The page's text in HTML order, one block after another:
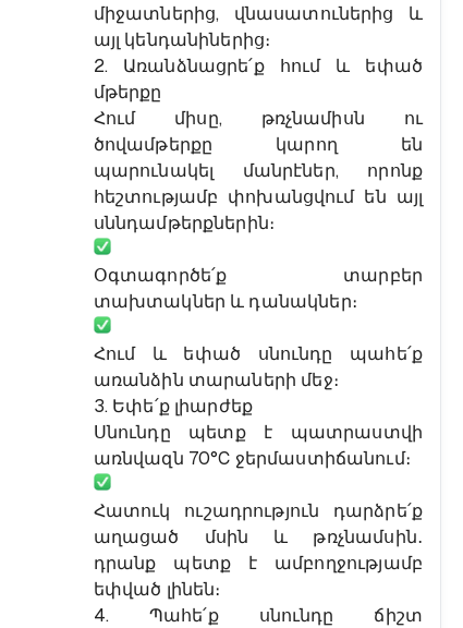
միջատներից, վնասատուներից և
այլ կենդանիներից։
2. Առանձնացրե՛ք հում և եփած
մթերքը
Հում միսը, թռչնամիսն ու
ծովամթերքը կարող են
պարունակել մանրէներ, որոնք
հեշտությամբ փոխանցվում են այլ
սննդամթերքներին։
Օգտագործե՛ք տարբեր
տախտակներ և դանակներ։
Հում և եփած սնունդը պահե՛ք
առանձին տարաների մեջ։
3. Եփե՛ք լիարժեք
Սնունդը պետք է պատրաստվի
առնվազն 70°C ջերմաստիճանում։
Հատուկ ուշադրություն դարձրե՛ք
աղացած մսին և թռչնամսին․
դրանք պետք է ամբողջությամբ
եփված լինեն։
4. Պահե՛ք սնունդը ճիշտ